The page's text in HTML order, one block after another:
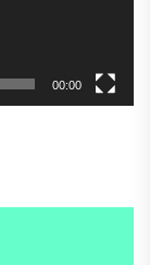
00:00